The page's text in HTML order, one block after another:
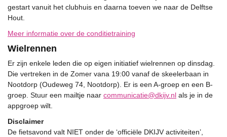
gestart vanuit het clubhuis en daarna toeven we naar de Delftse
Hout.
Meer informatie over de conditietraining
Wielrennen
Er zijn enkele leden die op eigen initiatief wielrennen op dinsdag.
Die vertreken in de Zomer vana 19:00 vanaf de skeelerbaan in
Nootdorp (Oudeweg 74, Nootdorp). Er is een A-groep en een B-
groep. Stuur een mailtje naar communicatie@dkijv.nl als je in de
appgroep wilt.
Disclaimer
De fietsavond valt NIET onder de ‘officiële DKIJV activiteiten’,